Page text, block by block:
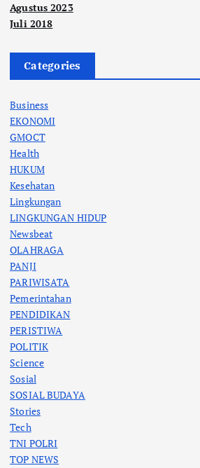
Agustus 2023
Juli 2018
Categories
Business
EKONOMI
GMOCT
Health
HUKUM
Kesehatan
Lingkungan
LINGKUNGAN HIDUP
Newsbeat
OLAHRAGA
PANJI
PARIWISATA
Pemerintahan
PENDIDIKAN
PERISTIWA
POLITIK
Science
Sosial
SOSIAL BUDAYA
Stories
Tech
TNI POLRI
TOP NEWS